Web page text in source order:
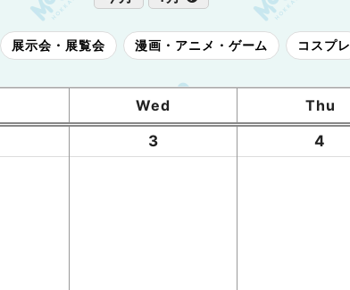
展示会・展覧会 漫画・アニメ・ゲーム コスプレ
Wed Thu
3 4